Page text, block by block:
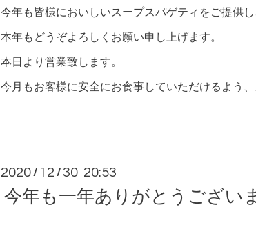
今年も皆様においしいスープスパゲティをご提供
本年もどうぞよろしくお願い申し上げます。
本日より営業致します。
今月もお客様に安全にお食事していただけるよう
2020 / 12 /30 20:53
今年も一年ありがとうござい